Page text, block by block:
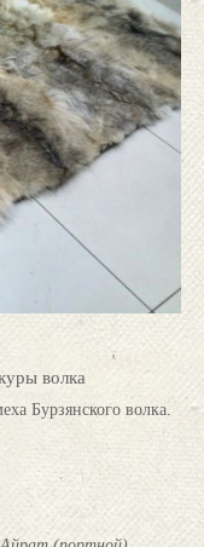
волка
Бурзянского волка.